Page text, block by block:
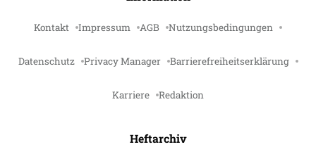
Kontakt Impressum AGB Nutzungsbedingungen
Datenschutz Privacy Manager Barrierefreiheitserklärung
Karriere Redaktion
Heftarchiv